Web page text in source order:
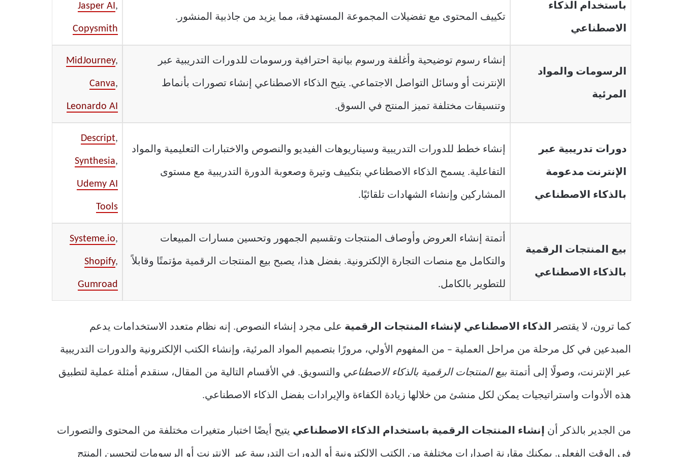
باستخدام الذكاء
الاصطناعي
تكييف المحتوى مع تفضيلات المجموعة المستهدفة، مما يزيد من جاذبية المنشور.
Jasper AI ,
Copysmith
الرسومات والمواد
المرئية
إنشاء رسوم توضيحية وأغلفة ورسوم بيانية احترافية ورسومات للدورات التدريبية عبر
الإنترنت أو وسائل التواصل الاجتماعي. يتيح الذكاء الاصطناعي إنشاء تصورات بأنماط
وتنسيقات مختلفة تميز المنتج في السوق.
MidJourney,
Canva,
Leonardo AI
دورات تدريبية عبر
الإنترنت مدعومة
بالذكاء الاصطناعي
إنشاء خطط للدورات التدريبية وسيناريوهات الفيديو والنصوص والاختبارات التعليمية والمواد
التفاعلية. يسمح الذكاء الاصطناعي بتكييف وتيرة وصعوبة الدورة التدريبية مع مستوى
المشاركين وإنشاء الشهادات تلقائيًا.
Descript,
Synthesia,
Udemy AI
Tools
بيع المنتجات الرقمية
بالذكاء الاصطناعي
أتمتة إنشاء العروض وأوصاف المنتجات وتقسيم الجمهور وتحسين مسارات المبيعات
والتكامل مع منصات التجارة الإلكترونية. بفضل هذا، يصبح بيع المنتجات الرقمية مؤتمتًا وقابلاً
للتطوير بالكامل.
Systeme.io,
Shopify,
Gumroad
كما ترون، لا يقتصر الذكاء الاصطناعي لإنشاء المنتجات الرقمية على مجرد إنشاء النصوص. إنه نظام متعدد الاستخدامات يدعم
المبدعين في كل مرحلة من مراحل العملية – من المفهوم الأولي، مرورًا بتصميم المواد المرئية، وإنشاء الكتب الإلكترونية والدورات التدريبية
عبر الإنترنت، وصولًا إلى أتمتة بيع المنتجات الرقمية بالذكاء الاصطناعي والتسويق. في الأقسام التالية من المقال، سنقدم أمثلة عملية لتطبيق
هذه الأدوات واستراتيجيات يمكن لكل منشئ من خلالها زيادة الكفاءة والإيرادات بفضل الذكاء الاصطناعي.
من الجدير بالذكر أن إنشاء المنتجات الرقمية باستخدام الذكاء الاصطناعي يتيح أيضًا اختبار متغيرات مختلفة من المحتوى والتصورات
في الوقت الفعلي. يمكنك مقارنة إصدارات مختلفة من الكتب الإلكترونية أو الدورات التدريبية عبر الإنترنت أو الرسومات لتحسين المنتج